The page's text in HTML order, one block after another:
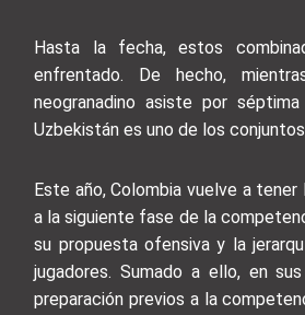
Hasta la fecha, estos
enfrentado. De hecho,
neogranadino asiste por
Uzbekistán es uno de los
Este año, Colombia vuelve a tener
a la siguiente fase de la
su propuesta ofensiva y la
jugadores. Sumado a ello, en
preparación previos a la